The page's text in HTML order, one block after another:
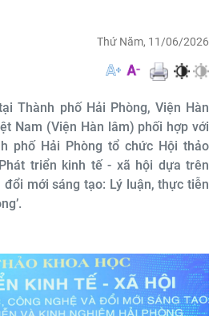
Thứ Năm, 11/06/2026
Thành phố Hải Phòng, Viện Hàn
Nam (Viện Hàn lâm) phối hợp với
phố Hải Phòng tổ chức Hội thảo
triển kinh tế - xã hội dựa trên
đổi mới sáng tạo: Lý luận, thực tiễn